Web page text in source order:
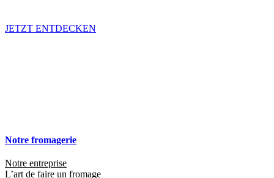
JETZT ENTDECKEN
Notre fromagerie
Notre entreprise
L’art de faire un fromage